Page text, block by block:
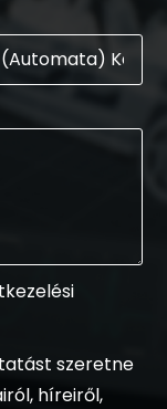
szeretne
híreiről,